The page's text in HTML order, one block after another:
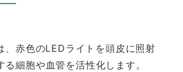
、赤色のLEDライトを頭皮に照射
る細胞や血管を活性化します。